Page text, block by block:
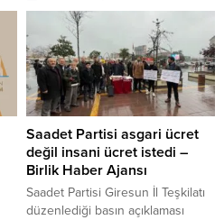
BHA AFAD verilerine göre saat
08.54 sularında meydana gelen
depremin büyüklüğü 4.5 olarak
ölçülürken derinliği 6.91 km olarak
ölçüldü. Akdeniz’de 4.5
büyüklüğünde deprem!...
Saadet Partisi asgari ücret
değil insani ücret istedi –
Birlik Haber Ajansı
Saadet Partisi Giresun İl Teşkilatı
düzenlediği basın açıklaması